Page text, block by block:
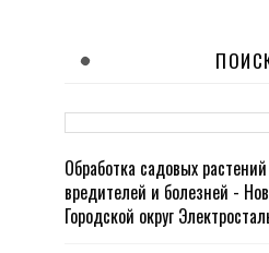
Обработка садовых
вредителей и болезней -
Городской округ